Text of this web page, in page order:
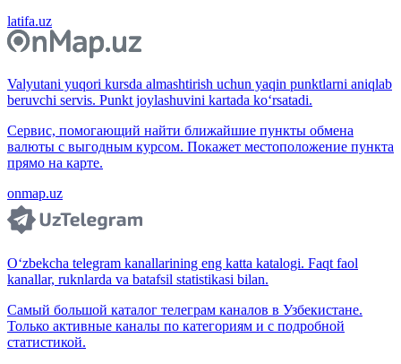
latifa.uz
Valyutani yuqori kursda almashtirish uchun yaqin punktlarni aniqlab
beruvchi servis. Punkt joylashuvini kartada ko‘rsatadi.
Сервис, помогающий найти ближайшие пункты обмена
валюты с выгодным курсом. Покажет местоположение пункта
прямо на карте.
onmap.uz
O‘zbekcha telegram kanallarining eng katta katalogi. Faqt faol
kanallar, ruknlarda va batafsil statistikasi bilan.
Самый большой каталог телеграм каналов в Узбекистане.
Только активные каналы по категориям и с подробной
статистикой.